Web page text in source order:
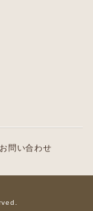
お問い合わせ